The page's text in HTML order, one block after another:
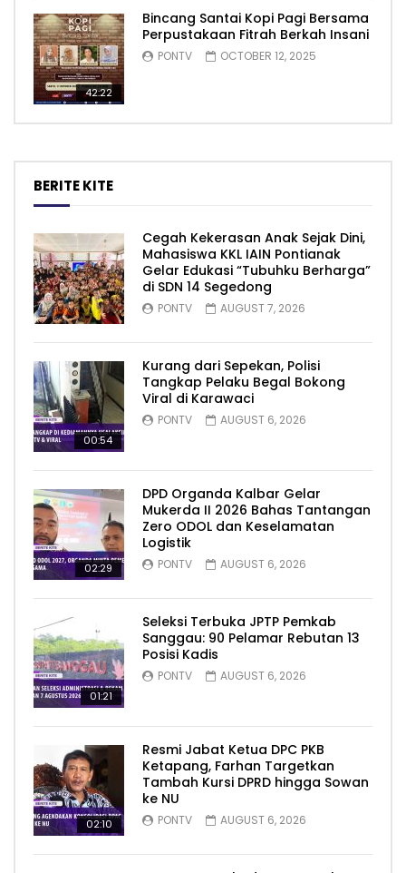
42:22
Bincang Santai Kopi Pagi Bersama
Perpustakaan Fitrah Berkah Insani
PONTV OCTOBER 12, 2025
BERITE KITE
Cegah Kekerasan Anak Sejak Dini,
Mahasiswa KKL IAIN Pontianak
Gelar Edukasi “Tubuhku Berharga”
di SDN 14 Segedong
PONTV AUGUST 7, 2026
00:54
Kurang dari Sepekan, Polisi
Tangkap Pelaku Begal Bokong
Viral di Karawaci
PONTV AUGUST 6, 2026
02:29
DPD Organda Kalbar Gelar
Mukerda II 2026 Bahas Tantangan
Zero ODOL dan Keselamatan
Logistik
PONTV AUGUST 6, 2026
01:21
Seleksi Terbuka JPTP Pemkab
Sanggau: 90 Pelamar Rebutan 13
Posisi Kadis
PONTV AUGUST 6, 2026
02:10
Resmi Jabat Ketua DPC PKB
Ketapang, Farhan Targetkan
Tambah Kursi DPRD hingga Sowan
ke NU
PONTV AUGUST 6, 2026